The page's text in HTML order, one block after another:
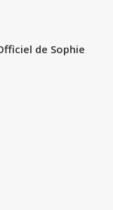
de Sophie